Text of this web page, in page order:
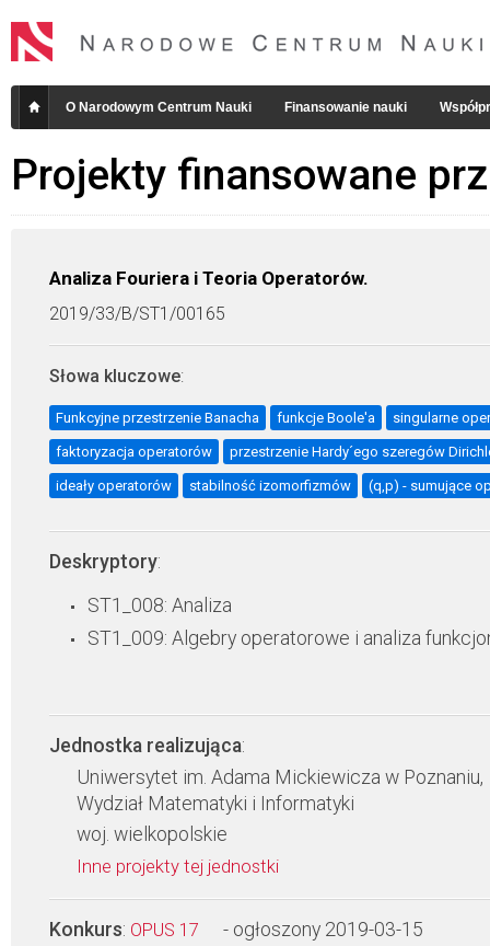
O Narodowym Centrum Nauki Finansowanie nauki
Projekty finansowane
Analiza Fouriera i Teoria Operatorów.
2019/33/B/ST1/00165
Słowa kluczowe:
Funkcyjne przestrzenie Banacha funkcje Boole'a singularne
faktoryzacja operatorów przestrzenie Hardy´ego szeregów
ideały operatorów stabilność izomorfizmów (q,p) - sumujące
Deskryptory:
ST1_008: Analiza
ST1_009: Algebry operatorowe i analiza
Jednostka realizująca:
Uniwersytet im. Adama Mickiewicza w Poznaniu,
Wydział Matematyki i Informatyki
woj. wielkopolskie
Inne projekty tej jednostki
Konkurs: OPUS 17 - ogłoszony 2019-03-15